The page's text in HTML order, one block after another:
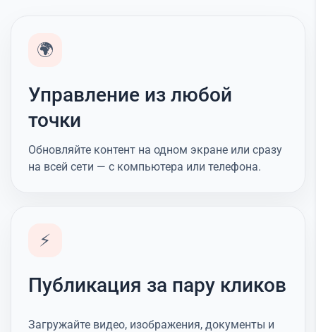
🌍
Управление из любой
точки
Обновляйте контент на одном экране или сразу
на всей сети — с компьютера или телефона.
⚡
Публикация за пару кликов
Загружайте видео, изображения, документы и